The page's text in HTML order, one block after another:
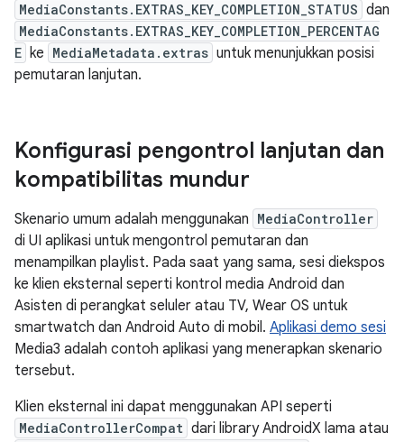
MediaConstants.EXTRAS_KEY_COMPLETION_STATUS dan
MediaConstants.EXTRAS_KEY_COMPLETION_PERCENTAG
E ke MediaMetadata.extras untuk menunjukkan posisi
pemutaran lanjutan.
Konfigurasi pengontrol lanjutan dan
kompatibilitas mundur
Skenario umum adalah menggunakan MediaController
di UI aplikasi untuk mengontrol pemutaran dan
menampilkan playlist. Pada saat yang sama, sesi diekspos
ke klien eksternal seperti kontrol media Android dan
Asisten di perangkat seluler atau TV, Wear OS untuk
smartwatch dan Android Auto di mobil. Aplikasi demo sesi
Media3 adalah contoh aplikasi yang menerapkan skenario
tersebut.
Klien eksternal ini dapat menggunakan API seperti
MediaControllerCompat dari library AndroidX lama atau